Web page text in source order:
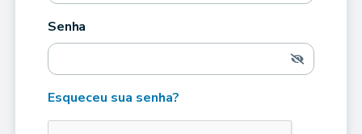
Senha
Esqueceu sua senha?